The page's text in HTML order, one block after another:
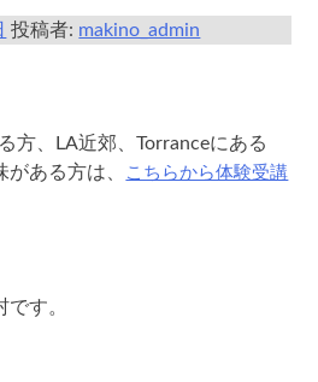
投稿者: makino_admin
方、LA近郊、Torranceにある
ある方は、
こちらから体験受講
す。